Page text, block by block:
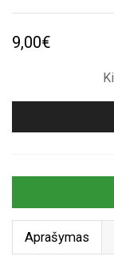
9,00€
Aprašymas